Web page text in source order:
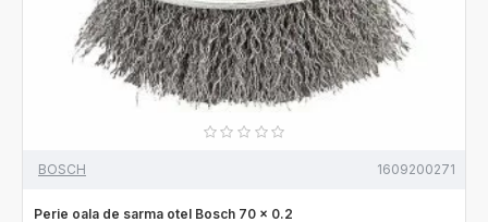
BOSCH 1609200271
Perie oala de sarma otel Bosch 70 x 0.2